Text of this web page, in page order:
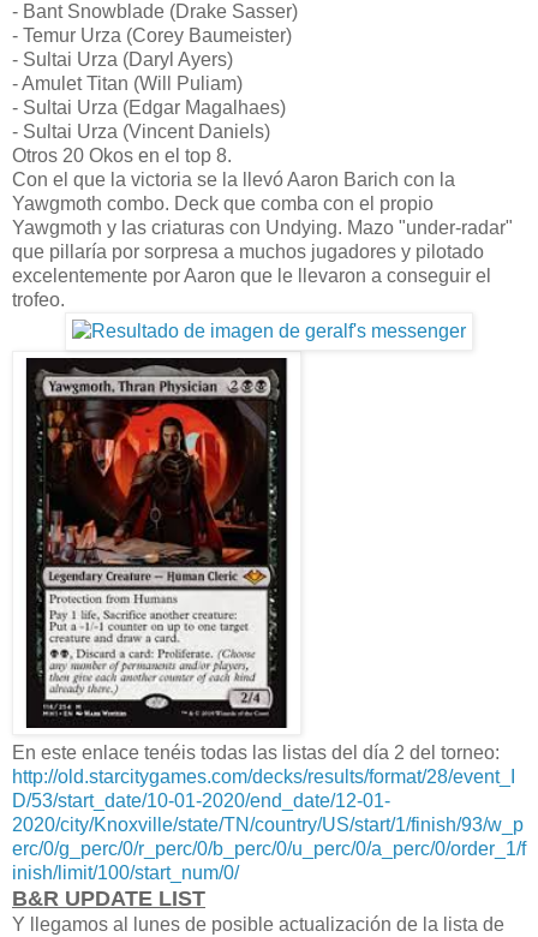
- Bant Snowblade (Drake Sasser)
- Temur Urza (Corey Baumeister)
- Sultai Urza (Daryl Ayers)
- Amulet Titan (Will Puliam)
- Sultai Urza (Edgar Magalhaes)
- Sultai Urza (Vincent Daniels)
Otros 20 Okos en el top 8.
Con el que la victoria se la llevó Aaron Barich con la
Yawgmoth combo. Deck que comba con el propio
Yawgmoth y las criaturas con Undying. Mazo "under-radar"
que pillaría por sorpresa a muchos jugadores y pilotado
excelentemente por Aaron que le llevaron a conseguir el
trofeo.
En este enlace tenéis todas las listas del día 2 del torneo:
http://old.starcitygames.com/decks/results/format/28/event_I
D/53/start_date/10-01-2020/end_date/12-01-
2020/city/Knoxville/state/TN/country/US/start/1/finish/93/w_p
erc/0/g_perc/0/r_perc/0/b_perc/0/u_perc/0/a_perc/0/order_1/f
inish/limit/100/start_num/0/
B&R UPDATE LIST
Y llegamos al lunes de posible actualización de la lista de